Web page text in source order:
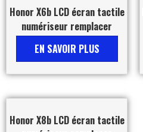
Honor X6b LCD écran tactile
numériseur remplacer
EN SAVOIR PLUS
Honor X8b LCD écran tactile